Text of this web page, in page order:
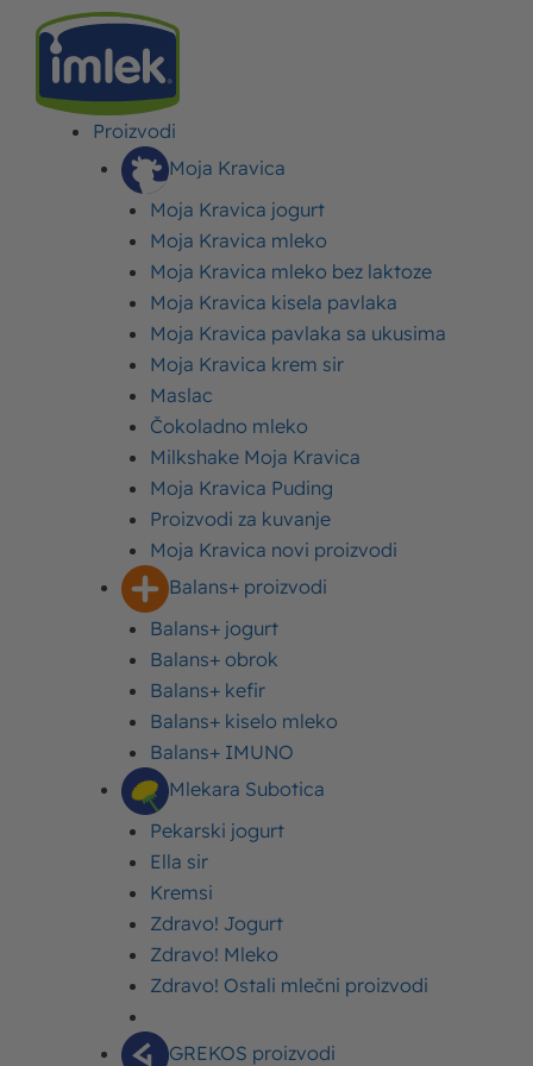
Proizvodi
Moja Kravica
Moja Kravica jogurt
Moja Kravica mleko
Moja Kravica mleko bez laktoze
Moja Kravica kisela pavlaka
Moja Kravica pavlaka sa ukusima
Moja Kravica krem sir
Maslac
Čokoladno mleko
Milkshake Moja Kravica
Moja Kravica Puding
Proizvodi za kuvanje
Moja Kravica novi proizvodi
Balans+ proizvodi
Balans+ jogurt
Balans+ obrok
Balans+ kefir
Balans+ kiselo mleko
Balans+ IMUNO
Mlekara Subotica
Pekarski jogurt
Ella sir
Kremsi
Zdravo! Jogurt
Zdravo! Mleko
Zdravo! Ostali mlečni proizvodi
GREKOS proizvodi
>BLOG>HOLESTEROL – ŠTA JE I KAKO NAJBRŽE SMANJITI
Holesterol – šta je i kako
najbrže smanjiti
holesterol?
24. januar 2025. Ažurirano: 30. maj 2025.
Šta je holesterol?
Kako treba da izgleda ishrana kod povišenog
holesterola?
Koje su normalne vrednosti holesterola?
Faktori rizika za visok holesterol
Veliki procenat odraslih ljudi u Srbiji ima povišen nivo
holesterola, što predstavlja
problem. Takođe, procenjuje se da oko 35.000 osoba